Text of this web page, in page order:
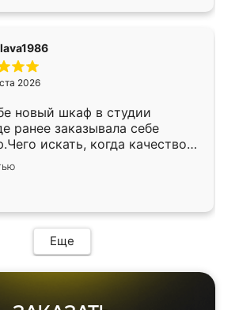
2026
новый шкаф в студии
ранее заказывала себе
искать, когда качеством
Служит кухня уже почти
нет.
Еще